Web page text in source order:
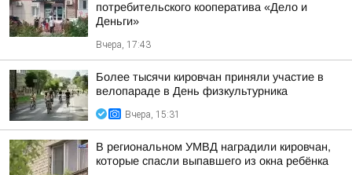
потребительского кооператива «Дело и
Деньги»
Вчера, 17:43
Более тысячи кировчан приняли участие в
велопараде в День физкультурника
Вчера, 15:31
В региональном УМВД наградили кировчан,
которые спасли выпавшего из окна ребёнка